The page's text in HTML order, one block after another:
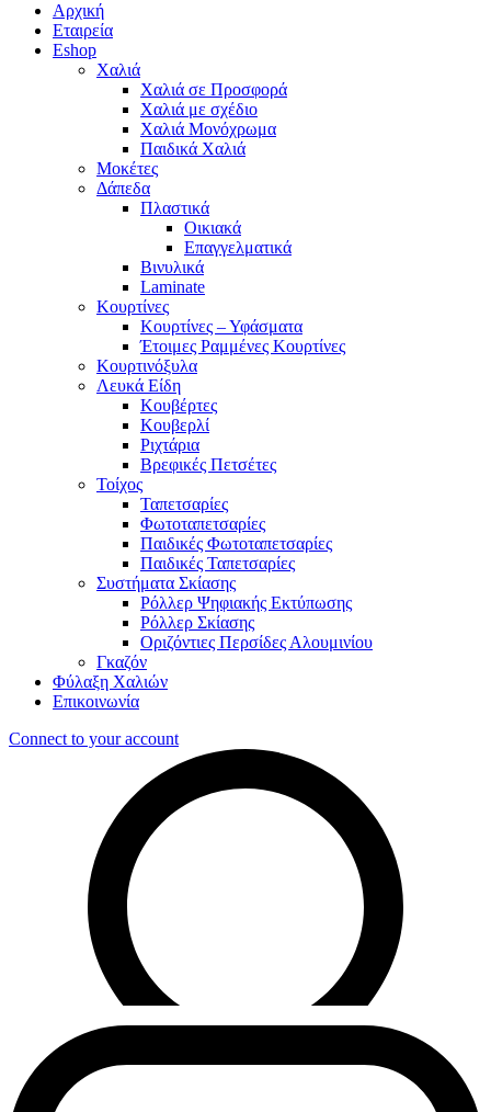
Αρχική
Εταιρεία
Eshop
Χαλιά
Χαλιά σε Προσφορά
Χαλιά με σχέδιο
Χαλιά Μονόχρωμα
Παιδικά Χαλιά
Μοκέτες
Δάπεδα
Πλαστικά
Οικιακά
Επαγγελματικά
Βινυλικά
Laminate
Κουρτίνες
Κουρτίνες – Υφάσματα
Έτοιμες Ραμμένες Κουρτίνες
Κουρτινόξυλα
Λευκά Είδη
Κουβέρτες
Κουβερλί
Ριχτάρια
Βρεφικές Πετσέτες
Τοίχος
Ταπετσαρίες
Φωτοταπετσαρίες
Παιδικές Φωτοταπετσαρίες
Παιδικές Ταπετσαρίες
Συστήματα Σκίασης
Ρόλλερ Ψηφιακής Εκτύπωσης
Ρόλλερ Σκίασης
Οριζόντιες Περσίδες Αλουμινίου
Γκαζόν
Φύλαξη Χαλιών
Επικοινωνία
Connect to your account